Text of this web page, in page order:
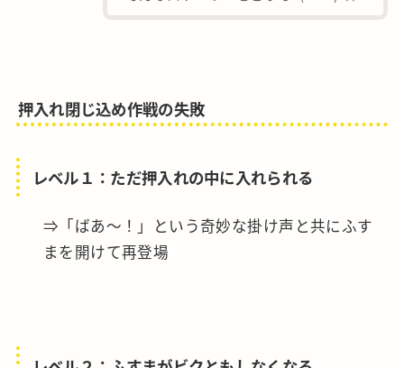
押入れ閉じ込め作戦の失敗
レベル１：ただ押入れの中に入れられる
⇒「ばあ～！」という奇妙な掛け声と共にふす
まを開けて再登場